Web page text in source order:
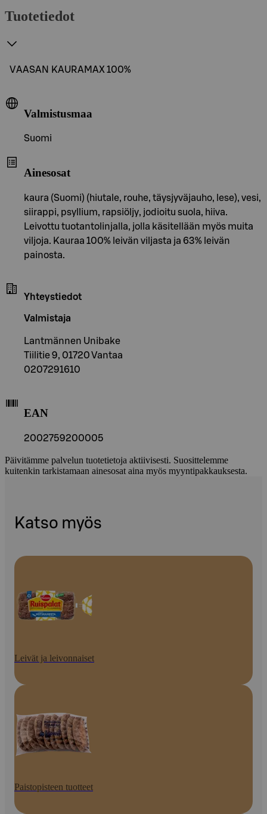
Tuotetiedot
VAASAN KAURAMAX 100%
Valmistusmaa
Suomi
Ainesosat
kaura (Suomi) (hiutale, rouhe, täysjyväjauho, lese), vesi,
siirappi, psyllium, rapsiöljy, jodioitu suola, hiiva.
Leivottu tuotantolinjalla, jolla käsitellään myös muita
viljoja. Kauraa 100% leivän viljasta ja 63% leivän
painosta.
Yhteystiedot
Valmistaja
Lantmännen Unibake
Tiilitie 9, 01720 Vantaa
0207291610
EAN
2002759200005
Päivitämme palvelun tuotetietoja aktiivisesti. Suosittelemme
kuitenkin tarkistamaan ainesosat aina myös myyntipakkauksesta.
Katso myös
Leivät ja leivonnaiset
Paistopisteen tuotteet